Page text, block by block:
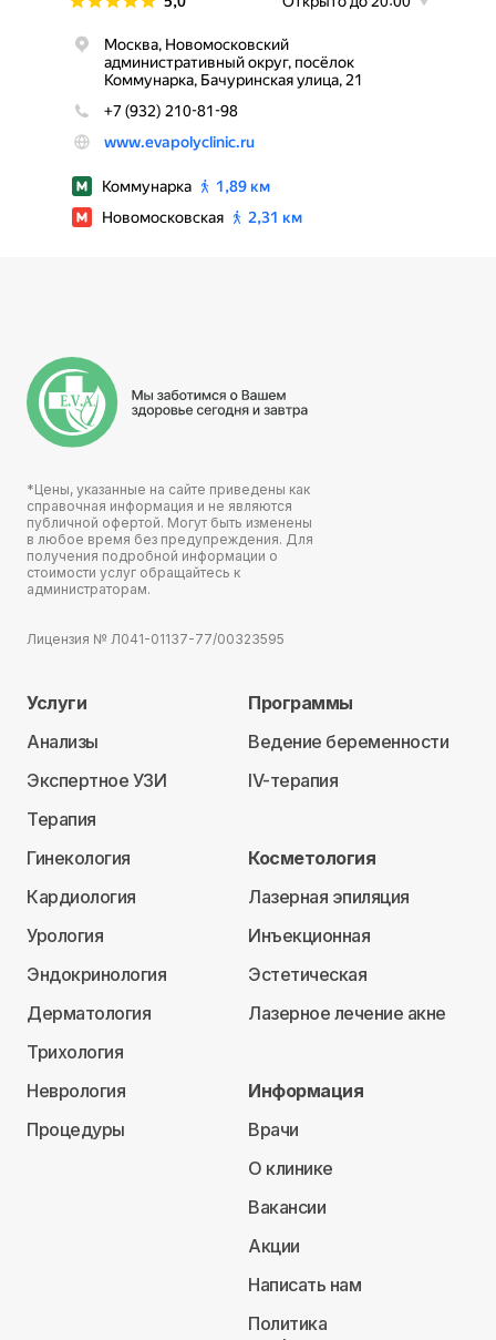
*Цены, указанные на сайте приведены как
справочная информация и не являются
публичной офертой. Могут быть изменены
в любое время без предупреждения. Для
получения подробной информации о
стоимости услуг обращайтесь к
администраторам.
Лицензия № Л041-01137-77/00323595
Услуги
Анализы
Экспертное УЗИ
Терапия
Гинекология
Кардиология
Урология
Эндокринология
Дерматология
Трихология
Неврология
Процедуры
Программы
Ведение беременности
IV-терапия
Косметология
Лазерная эпиляция
Инъекционная
Эстетическая
Лазерное лечение акне
Информация
Врачи
О клинике
Вакансии
Акции
Написать нам
Политика